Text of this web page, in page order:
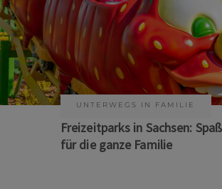
KUNST & KULTUR
Sommer auf Sachsens